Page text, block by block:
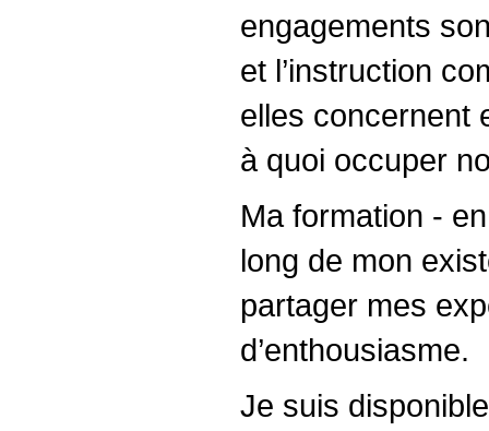
engagements
et l’instruction
elles concernent
à quoi occuper
Ma formation -
long de mon
partager mes
d’enthousiasme.
Je suis